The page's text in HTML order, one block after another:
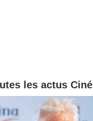
les actus Ciné